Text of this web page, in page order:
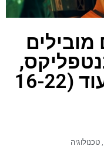
מובילים
HBO Max, Hulu ועוד (16-22
טכנולוגיה